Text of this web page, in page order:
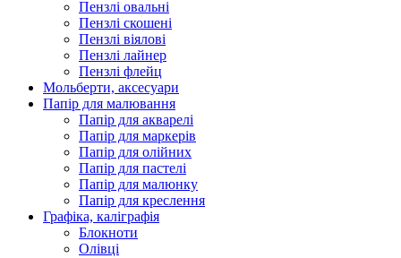
Пензлі овальні
Пензлі скошені
Пензлі віялові
Пензлі лайнер
Пензлі флейц
Мольберти, аксесуари
Папір для малювання
Папір для акварелі
Папір для маркерів
Папір для олійних
Папір для пастелі
Папір для малюнку
Папір для креслення
Графіка, каліграфія
Блокноти
Олівці